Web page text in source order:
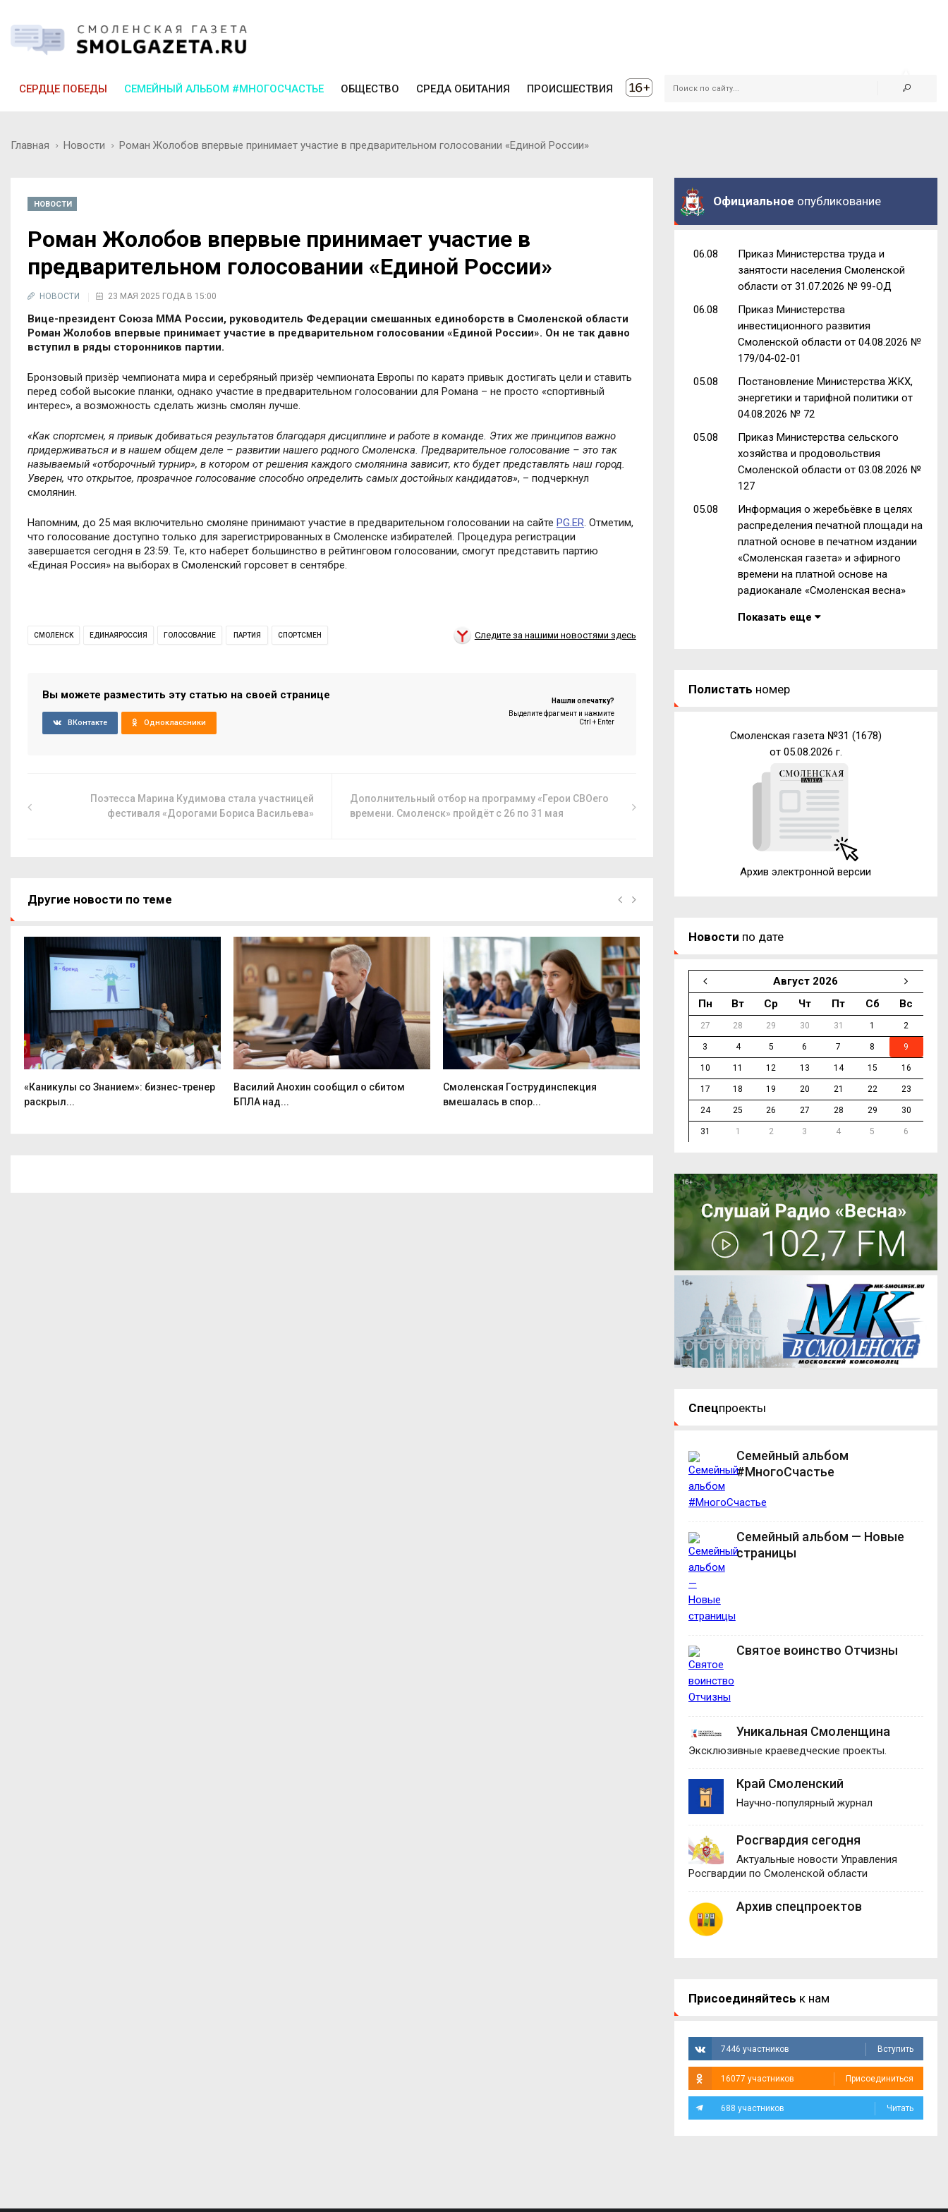
СЕРДЦЕ ПОБЕДЫ СЕМЕЙНЫЙ АЛЬБОМ #МНОГОСЧАСТЬЕ ОБЩЕСТВО СРЕДА ОБИТАНИЯ ПРОИСШЕСТВИЯ
Главная Новости Роман Жолобов впервые принимает участие в предварительном голосовании «Единой России»
НОВОСТИ
Роман Жолобов впервые принимает участие в
предварительном голосовании «Единой России»
НОВОСТИ 23 МАЯ 2025 ГОДА В 15:00
Вице-президент Союза ММА России, руководитель Федерации смешанных единоборств в Смоленской области
Роман Жолобов впервые принимает участие в предварительном голосовании «Единой России». Он не так давно
вступил в ряды сторонников партии.
Бронзовый призёр чемпионата мира и серебряный призёр чемпионата Европы по каратэ привык достигать цели и ставить
перед собой высокие планки, однако участие в предварительном голосовании для Романа – не просто «спортивный
интерес», а возможность сделать жизнь смолян лучше.
«Как спортсмен, я привык добиваться результатов благодаря дисциплине и работе в команде. Этих же принципов важно
придерживаться и в нашем общем деле – развитии нашего родного Смоленска. Предварительное голосование – это так
называемый «отборочный турнир», в котором от решения каждого смолянина зависит, кто будет представлять наш город.
Уверен, что открытое, прозрачное голосование способно определить самых достойных кандидатов», – подчеркнул
смолянин.
Напомним, до 25 мая включительно смоляне принимают участие в предварительном голосовании на сайте PG.ER. Отметим,
что голосование доступно только для зарегистрированных в Смоленске избирателей. Процедура регистрации
завершается сегодня в 23:59. Те, кто наберет большинство в рейтинговом голосовании, смогут представить партию
«Единая Россия» на выборах в Смоленский горсовет в сентябре.
СМОЛЕНСК ЕДИНАЯРОССИЯ ГОЛОСОВАНИЕ ПАРТИЯ СПОРТСМЕН Следите за нашими новостями здесь
Вы можете разместить эту статью на своей странице
ВКонтакте Одноклассники
Нашли опечатку?
Выделите фрагмент и нажмите
Ctrl + Enter
Поэтесса Марина Кудимова стала участницей
фестиваля «Дорогами Бориса Васильева»
Дополнительный отбор на программу «Герои СВОего
времени. Смоленск» пройдёт с 26 по 31 мая
Другие новости по теме
«Каникулы со Знанием»: бизнес-тренер
раскрыл...
Василий Анохин сообщил о сбитом
БПЛА над...
Смоленская Гострудинспекция
вмешалась в спор...
100-летие Рудни: губернатор Василий
Анохин – о...
Жителям
плановом...
Официальное опубликование
06.08
Приказ Министерства труда и
занятости населения Смоленской
области от 31.07.2026 № 99-ОД
06.08
Приказ Министерства
инвестиционного развития
Смоленской области от 04.08.2026 №
179/04-02-01
05.08
Постановление Министерства ЖКХ,
энергетики и тарифной политики от
04.08.2026 № 72
05.08
Приказ Министерства сельского
хозяйства и продовольствия
Смоленской области от 03.08.2026 №
127
05.08
Информация о жеребьёвке в целях
распределения печатной площади на
платной основе в печатном издании
«Смоленская газета» и эфирного
времени на платной основе на
радиоканале «Смоленская весна»
Показать еще
Полистать номер
Смоленская газета №31 (1678)
от 05.08.2026 г.
Архив электронной версии
Новости по дате
Август 2026
Пн
Вт Ср Чт Пт Сб Вс
27 28 29 30 31 1 2
3 4 5 6 7 8 9
10 11 12 13 14 15 16
17 18 19 20 21 22 23
24 25 26 27 28 29 30
31 1 2 3 4 5 6
Спецпроекты
Семейный альбом
#МногоСчастье
Семейный альбом — Новые
страницы
Святое воинство Отчизны
Уникальная Смоленщина
Эксклюзивные краеведческие проекты.
Край Смоленский
Научно-популярный журнал
Росгвардия сегодня
Актуальные новости Управления
Росгвардии по Смоленской области
Архив спецпроектов
Присоединяйтесь к нам
7446 участников Вступить
16077 участников Присоединиться
688 участников Читать